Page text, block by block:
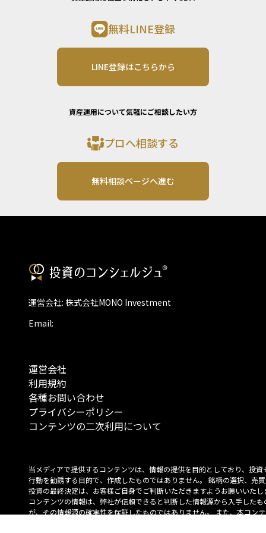
無料LINE登録
LINE登録はこちらから
資産運用について気軽にご相談したい方
プロへ相談する
無料相談ページへ進む
運営会社: 株式会社MONO Investment
Email:
運営会社
利用規約
各種お問い合わせ
プライバシーポリシー
コンテンツの二次利用について
当メディアで提供するコンテンツは、情報の提供を目的としており、投資
行動を勧誘する目的で、作成したものではありません。 銘柄の選択、売
投資の最終決定は、お客様ご自身でご判断いただきますようお願いいたし
コンテンツの情報は、弊社が信頼できると判断した情報源から入手したも
が、その情報源の確実性を保証したものではありません。 また、本コン